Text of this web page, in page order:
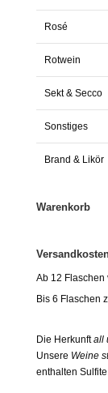
Rosé
Rotwein
Sekt & Secco
Sonstiges
Brand & Likör
Warenkorb
Ab 12 Flaschen
Bis 6 Flaschen
Die Herkunftall
Unsere Weine
enthalten